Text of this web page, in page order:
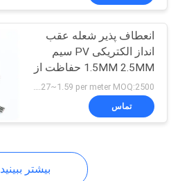
انعطاف پذیر شعله عقب
انداز الکتریکی PV سیم
1.5MM 2.5MM حفاظت از
محیط زیست
US$0.27~1.59 per meter MOQ:2500 متر
تماس
بیشتر ببینید